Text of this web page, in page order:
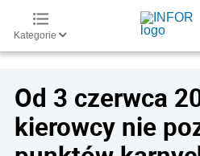
Kategorie
Od 3 czerwca
kierowcy nie